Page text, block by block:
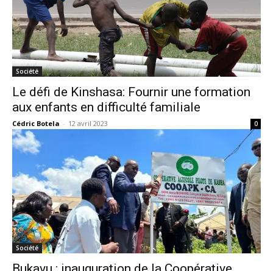
Société
Le défi de Kinshasa: Fournir une formation
aux enfants en difficulté familiale
Cédric Botela - 12 avril 2023 0
Société